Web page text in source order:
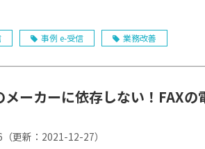
事例 e-受信 業務改善
メーカーに依存しない！FAXの
（更新： 2021-12-27）